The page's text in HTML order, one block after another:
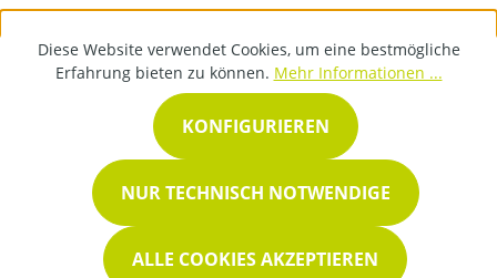
Diese Website verwendet Cookies, um eine bestmögliche
Erfahrung bieten zu können. Mehr Informationen ...
NUR TECHNISCH NOTWENDIGE
KONFIGURIEREN
ALLE COOKIES AKZEPTIEREN